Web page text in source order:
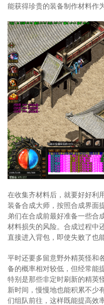
能获得珍贵的装备制作材料作
在收集齐材料后，就要好好利
装备合成大师，按照合成界面
弟们在合成前最好准备一些合
材料损失的风险。合成过程中
直接进入背包，即使失败了也
平时还要多留意野外精英怪和
备的概率相对较低，但经常能
特别是那些非定时刷新的精英
新时间，慢慢地也能积累不少
们组队前往，这样既能提高效